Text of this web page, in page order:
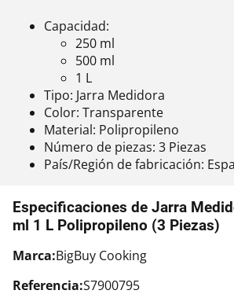
Capacidad:
250 ml
500 ml
1 L
Tipo: Jarra Medidora
Color: Transparente
Material: Polipropileno
Número de piezas: 3 Piezas
País/Región de fabricación:
Especificaciones de Jarra
ml 1 L Polipropileno (3 Piezas)
Marca:BigBuy Cooking
Referencia:S7900795